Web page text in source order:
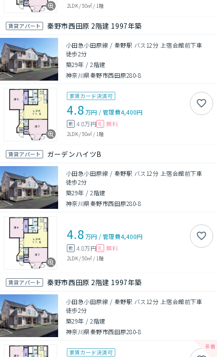
2LDK/50㎡ / 1階
賃貸アパート 秦野市西田原 2階建 1997年築
小田急小田原線 / 秦野駅 バス12分 上宿会館前下車
徒歩2分
築29年 /2階建
神奈川県秦野市西田原280-8
家賃カード決済可
4.8万円 /管理費4,400円
敷 4.8万円 礼 無料
2LDK/50㎡ / 1階
賃貸アパート ガーデンハイツB
小田急小田原線 / 秦野駅 バス12分 上宿会館前下車
徒歩2分
築29年 /2階建
神奈川県秦野市西田原280-8
4.8万円 /管理費4,400円
敷 4.8万円 礼 無料
2LDK/50㎡ / 1階
賃貸アパート 秦野市西田原 2階建 1997年築
小田急小田原線 / 秦野駅 バス12分 上宿会館前下車
徒歩2分
築29年 /2階建
神奈川県秦野市西田原280-8
家賃カード決済可